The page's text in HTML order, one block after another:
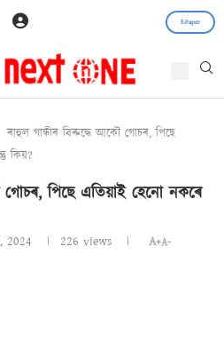
E-Paper
ৰাহুল গান্ধীৰ বিৰুদ্ধে আকৌ গোচৰ, পিছে
কিয়?
গোচৰ, পিছে এতিয়াই হেনো নকৰে
2024 226 views A+A-